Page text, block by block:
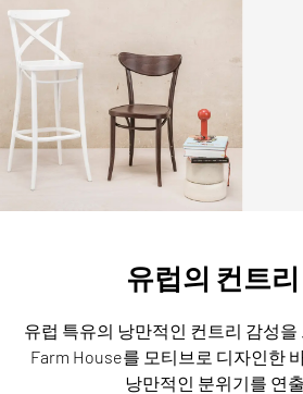
유럽의 컨트
유럽 특유의 낭만적인 컨트리 감성을
Farm House를 모티브로 디자인한
낭만적인 분위기를 연